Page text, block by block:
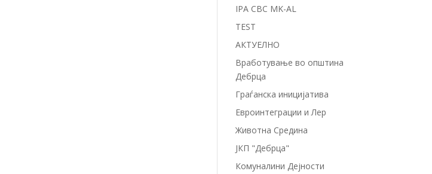
IPA CBC MK-AL
TEST
АКТУЕЛНО
Вработување во општина
Дебрца
Граѓанска иницијатива
Евроинтеграции и Лер
Животна Средина
ЈКП "Дебрца"
Комуналини Дејности